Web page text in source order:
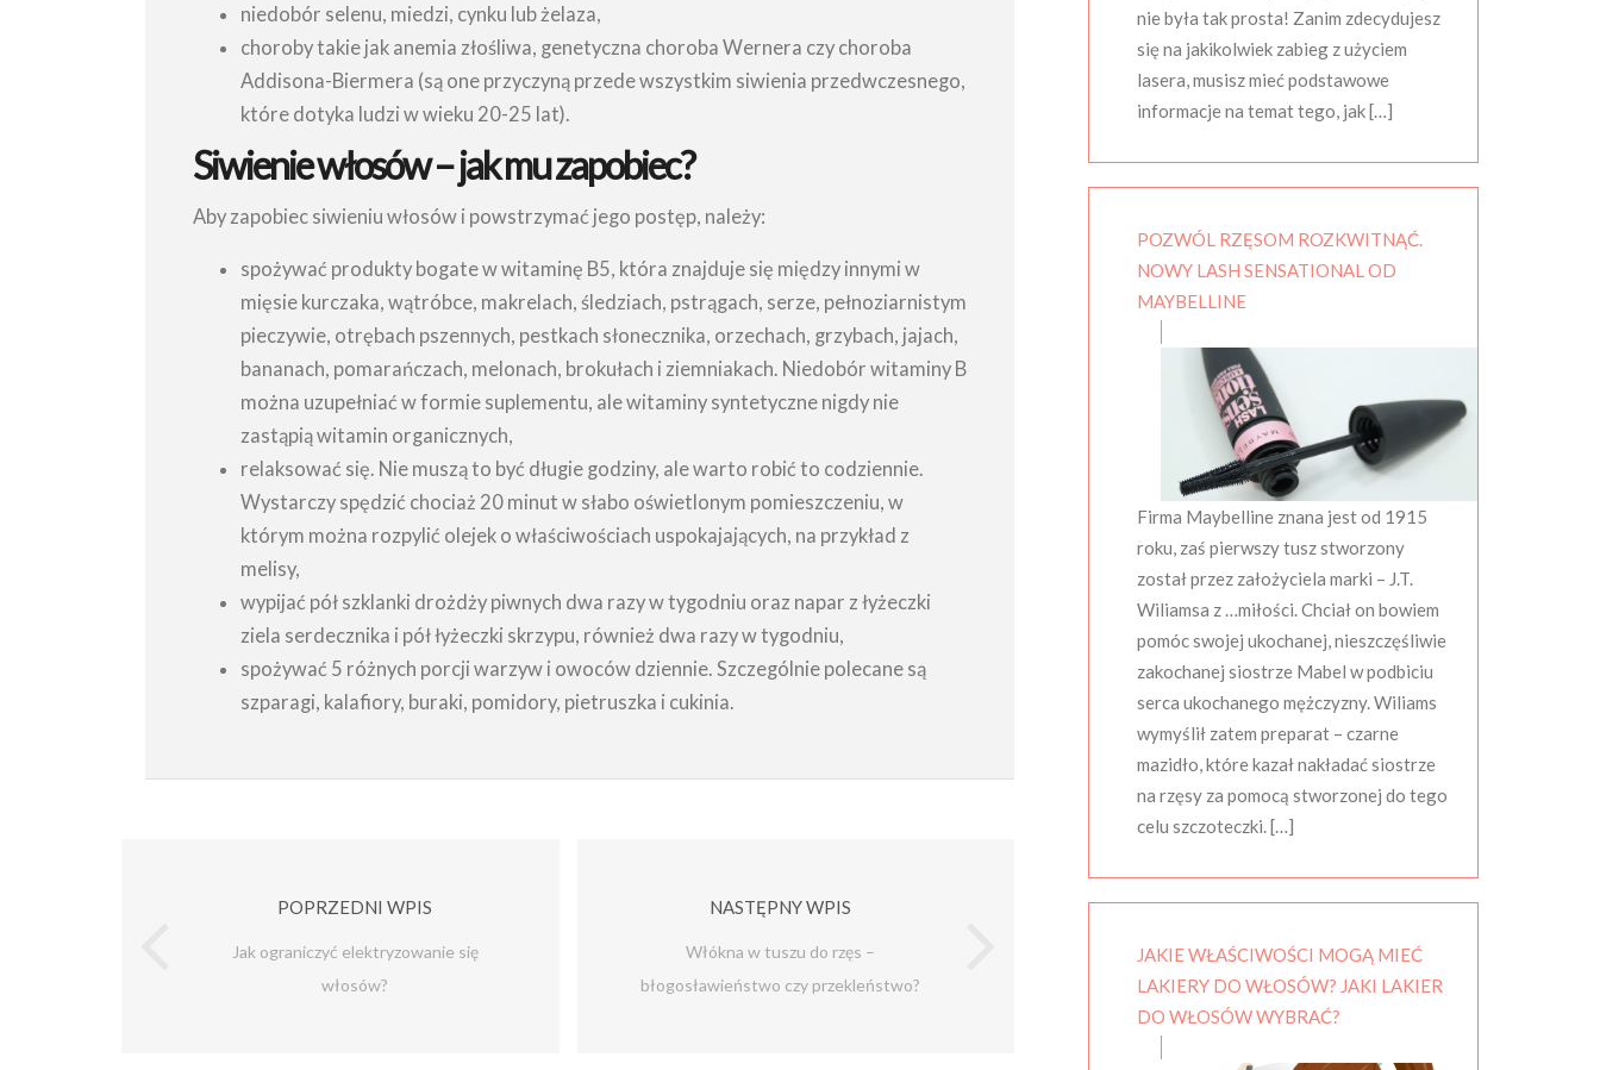
niedobór selenu, miedzi, cynku lub żelaza,
choroby takie jak anemia złośliwa, genetyczna choroba Wernera czy choroba
Addisona-Biermera (są one przyczyną przede wszystkim siwienia przedwczesnego,
które dotyka ludzi w wieku 20-25 lat).
Siwienie włosów – jak mu zapobiec?
Aby zapobiec siwieniu włosów i powstrzymać jego postęp, należy:
spożywać produkty bogate w witaminę B5, która znajduje się między innymi w
mięsie kurczaka, wątróbce, makrelach, śledziach, pstrągach, serze, pełnoziarnistym
pieczywie, otrębach pszennych, pestkach słonecznika, orzechach, grzybach, jajach,
bananach, pomarańczach, melonach, brokułach i ziemniakach. Niedobór witaminy B
można uzupełniać w formie suplementu, ale witaminy syntetyczne nigdy nie
zastąpią witamin organicznych,
relaksować się. Nie muszą to być długie godziny, ale warto robić to codziennie.
Wystarczy spędzić chociaż 20 minut w słabo oświetlonym pomieszczeniu, w
którym można rozpylić olejek o właściwościach uspokajających, na przykład z
melisy,
wypijać pół szklanki drożdży piwnych dwa razy w tygodniu oraz napar z łyżeczki
ziela serdecznika i pół łyżeczki skrzypu, również dwa razy w tygodniu,
spożywać 5 różnych porcji warzyw i owoców dziennie. Szczególnie polecane są
szparagi, kalafiory, buraki, pomidory, pietruszka i cukinia.
POPRZEDNI WPIS
Jak ograniczyć elektryzowanie się
włosów?
NASTĘPNY WPIS
Włókna w tuszu do rzęs –
błogosławieństwo czy przekleństwo?
nie była tak prosta! Zanim zdecydujesz
się na jakikolwiek zabieg z użyciem
lasera, musisz mieć podstawowe
informacje na temat tego, jak […]
POZWÓL RZĘSOM ROZKWITNĄĆ.
NOWY LASH SENSATIONAL OD
MAYBELLINE
Firma Maybelline znana jest od 1915
roku, zaś pierwszy tusz stworzony
został przez założyciela marki – J.T.
Wiliamsa z …miłości. Chciał on bowiem
pomóc swojej ukochanej, nieszczęśliwie
zakochanej siostrze Mabel w podbiciu
serca ukochanego mężczyzny. Wiliams
wymyślił zatem preparat – czarne
mazidło, które kazał nakładać siostrze
na rzęsy za pomocą stworzonej do tego
celu szczoteczki. […]
JAKIE WŁAŚCIWOŚCI MOGĄ MIEĆ
LAKIERY DO WŁOSÓW? JAKI LAKIER
DO WŁOSÓW WYBRAĆ?